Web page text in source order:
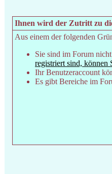
Ihnen wird der Zutritt zu
Aus einem der folgenden
Sie sind im Forum
registriert sind, können
Ihr Benutzeraccount
Es gibt Bereiche im